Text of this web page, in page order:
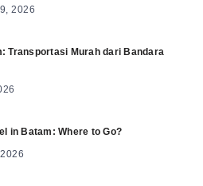
2026
Transportasi Murah dari Bandara
in Batam: Where to Go?